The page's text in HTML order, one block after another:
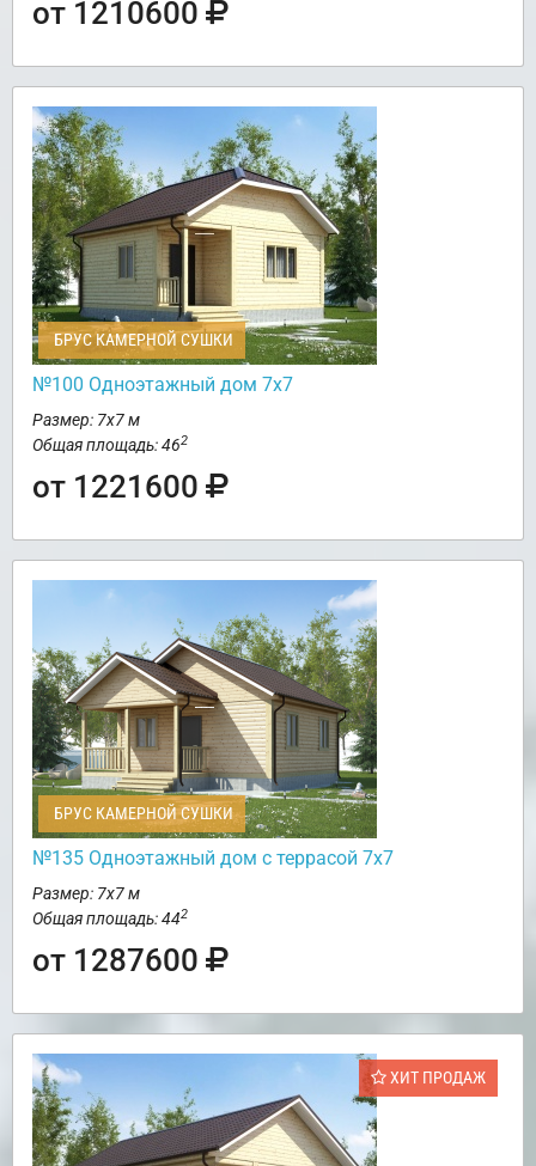
от 1210600
БРУС КАМЕРНОЙ СУШКИ
№100 Одноэтажный дом 7х7
Размер: 7х7 м
Общая площадь: 462
от 1221600
БРУС КАМЕРНОЙ СУШКИ
№135 Одноэтажный дом с террасой 7х7
Размер: 7х7 м
Общая площадь: 442
от 1287600
ХИТ ПРОДАЖ